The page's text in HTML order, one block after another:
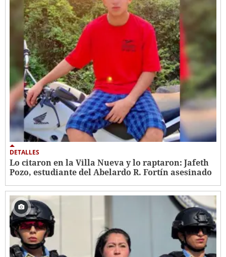
DETALLES
Lo citaron en la Villa Nueva y lo raptaron: Jafeth
Pozo, estudiante del Abelardo R. Fortín asesinado